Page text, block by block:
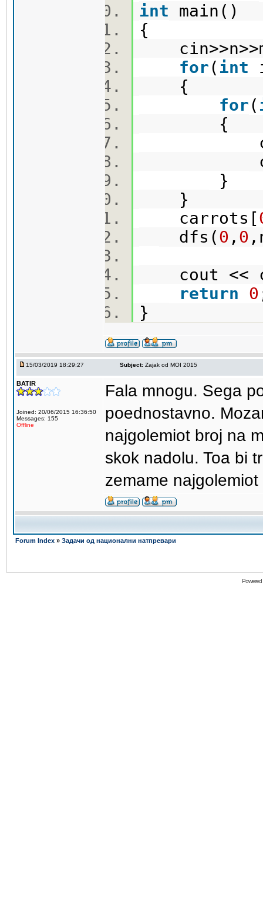
int main()
{
for( int
{
for(
{
}
}
carrots[
dfs(0 , 0
cout <<
return
0
}
15/03/2019 18:29:27 Subject: Zajak od MOI 2015
BATIR
Joined: 20/06/2015 16:36:50
Messages: 155
Offline
Fala mnogu. Sega
poednostavno.
najgolemiot broj na
skok nadolu. Toa bi
zemame
Forum Index » Задачи од национални натпревари